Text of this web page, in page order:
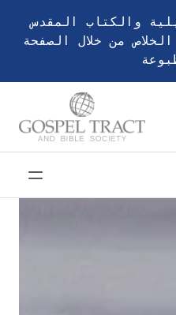
والكتاب المقدس
من خلال الصفحة